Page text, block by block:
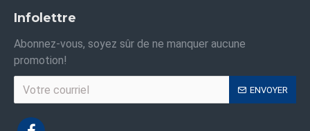
Infolettre
Abonnez-vous, soyez sûr de ne manquer aucune
promotion!
ENVOYER